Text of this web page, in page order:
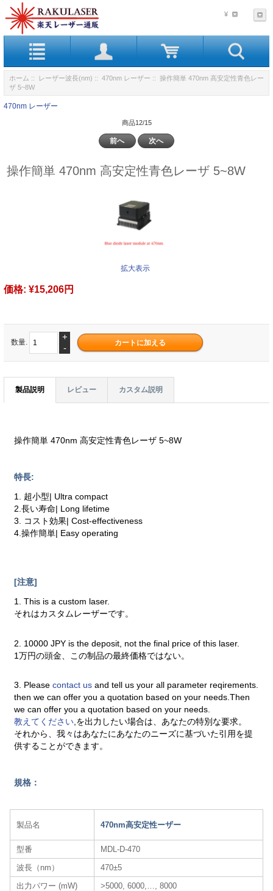
¥
ホーム :: レーザー波長(nm) :: 470nm レーザー :: 操作簡単 470nm 高安定性青色レー
ザ 5~8W
470nm レーザー
商品12/15
前へ 次へ
操作簡単 470nm 高安定性青色レーザ 5~8W
拡大表示
価格: ¥15,206円
数量.
+
-
製品説明 レビュー カスタム説明
操作簡単 470nm 高安定性青色レーザ 5~8W
特長:
1. 超小型| Ultra compact
2.長い寿命| Long lifetime
3. コスト効果| Cost-effectiveness
4.操作簡単| Easy operating
[注意]
1. This is a custom laser.
それはカスタムレーザーです。
2. 10000 JPY is the deposit, not the final price of this laser.
1万円の頭金、この制品の最終価格ではない。
3. Pleasecontact usand tell us your all parameter reqirements.
then we can offer you a quotation based on your needs.Then
we can offer you a quotation based on your needs.
教えてください,を出力したい場合は、あなたの特別な要求。
それから、我々はあなたにあなたのニーズに基づいた引用を提
供することができます。
規格：
製品名 470nm高安定性ーザー
型番
MDL-D-470
波長（nm）
470±5
出力パワー (mW)
>5000, 6000,…, 8000